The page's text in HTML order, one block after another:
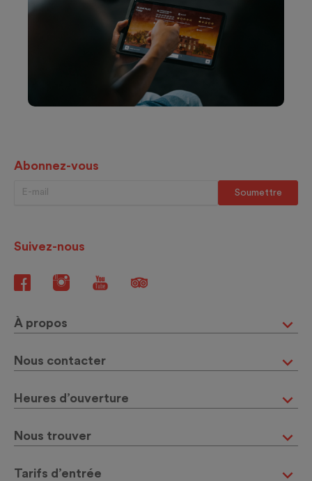
Abonnez-vous
Suivez-nous
À propos
Nous contacter
Heures d’ouverture
Nous trouver
Tarifs d’entrée